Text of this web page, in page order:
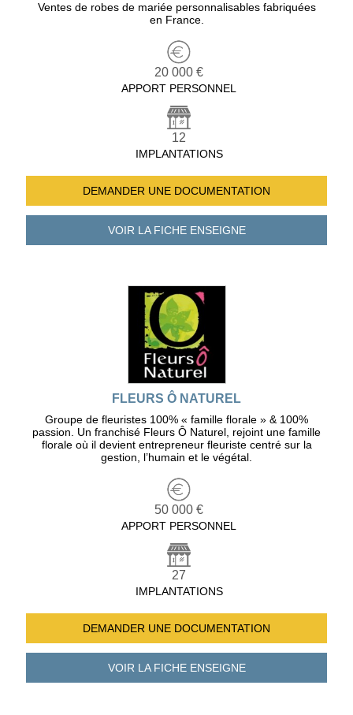
Ventes de robes de mariée personnalisables fabriquées
en France.
20 000 €
APPORT PERSONNEL
12
IMPLANTATIONS
DEMANDER UNE DOCUMENTATION
VOIR LA FICHEENSEIGNE
FLEURS Ô NATUREL
Groupe de fleuristes 100% « famille florale » & 100%
passion. Un franchisé Fleurs Ô Naturel, rejoint une famille
florale où il devient entrepreneur fleuriste centré sur la
gestion, l’humain et le végétal.
50 000 €
APPORT PERSONNEL
27
IMPLANTATIONS
DEMANDER UNE DOCUMENTATION
VOIR LA FICHEENSEIGNE